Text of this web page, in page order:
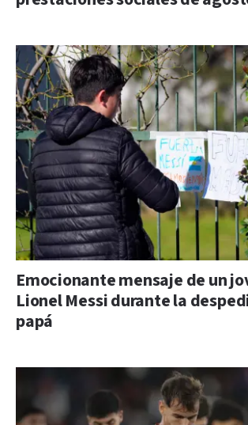
Emocionante mensaje de un
Lionel Messi durante la
papá